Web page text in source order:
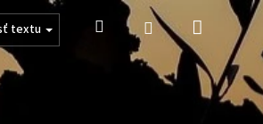
textu Hľadať PrihlásenieNákupný
košík